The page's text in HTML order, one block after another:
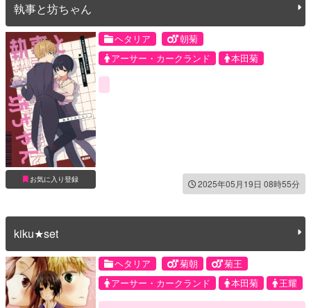
執事と坊ちゃん
お気に入り登録
ヘタリア
朝菊
アーサー・カークランド
本田菊
2025年05月19日 08時55分
kiku★set
ヘタリア 菊朝
菊王
アーサー・カークランド
本田菊 王耀